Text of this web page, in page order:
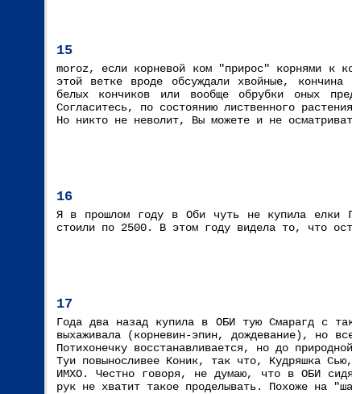
15
moroz, если корневой ком "прирос" корнями к
этой ветке вроде обсуждали хвойные,
белых кончиков или вообще обрубки оных
Согласитесь, по состоянию лиственного
Но никто не неволит, Вы можете и не
16
Я в прошлом году в Оби чуть не купила елки
стоили по 2500. В этом году видела то, что
17
Года два назад купила в ОБИ тую Смарагд с
выхаживала (корневин-эпин, дождевание), но
Потихонечку восстанавливается, но до
Туи повыносливее Коник, так что, Кудряшка
ИМХО. Честно говоря, не думаю, что в ОБИ
рук не хватит такое проделывать. Похоже на